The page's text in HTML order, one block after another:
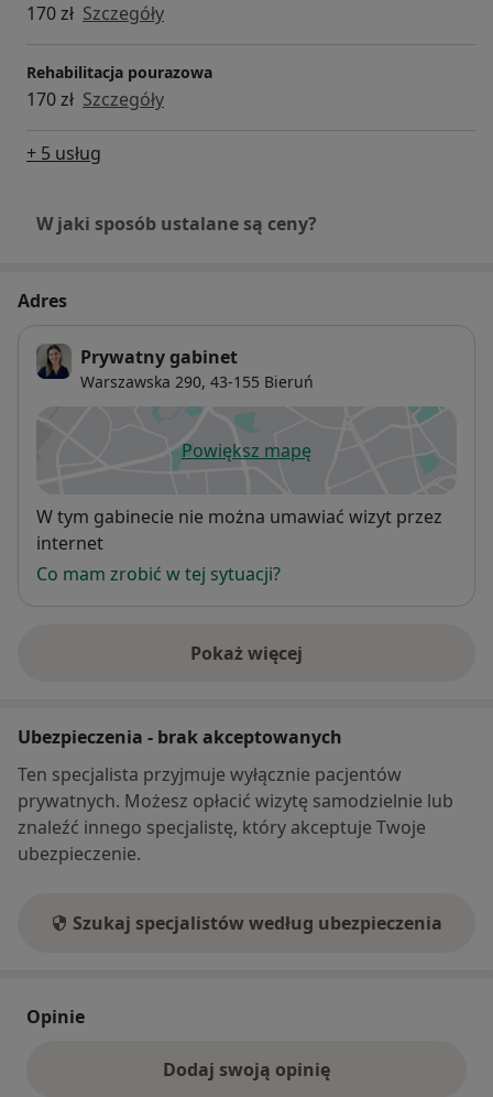
170 zł Szczegóły
Rehabilitacja pourazowa
170 zł Szczegóły
+ 5 usług
W jaki sposób ustalane są ceny?
Adres
Prywatny gabinet
Warszawska 290, 43-155 Bieruń
Powiększ mapęotwiera się w nowej karcie
Dostępność
W tym gabinecie nie można umawiać wizyt przez
internet
Co mam zrobić w tej sytuacji?
Pokaż więcej
o adresie
Ubezpieczenia - brak akceptowanych
Ten specjalista przyjmuje wyłącznie pacjentów
prywatnych. Możesz opłacić wizytę samodzielnie lub
znaleźć innego specjalistę, który akceptuje Twoje
ubezpieczenie.
Szukaj specjalistów według ubezpieczenia
Opinie
Dodaj swoją opinię